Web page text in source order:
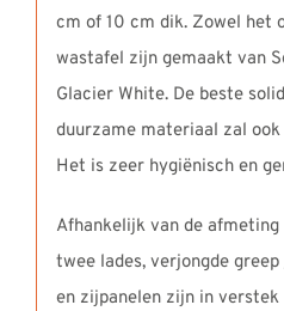
cm of 10 cm dik. Zowel het
wastafel zijn gemaakt van
Glacier White. De beste
duurzame materiaal zal
Het is zeer hygiënisch en
Afhankelijk van de
twee lades, verjongde
en zijpanelen zijn in verstek